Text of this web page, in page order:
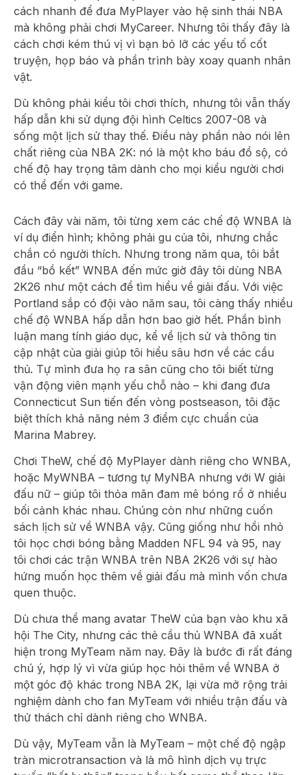
cách nhanh để đưa MyPlayer vào hệ sinh thái NBA
mà không phải chơi MyCareer. Nhưng tôi thấy đây là
cách chơi kém thú vị vì bạn bỏ lỡ các yếu tố cốt
truyện, họp báo và phần trình bày xoay quanh nhân
vật.
Dù không phải kiểu tôi chơi thích, nhưng tôi vẫn thấy
hấp dẫn khi sử dụng đội hình Celtics 2007-08 và
sống một lịch sử thay thế. Điều này phần nào nói lên
chất riêng của NBA 2K: nó là một kho báu đồ sộ, có
chế độ hay trọng tâm dành cho mọi kiểu người chơi
có thể đến với game.
Cách đây vài năm, tôi từng xem các chế độ WNBA là
ví dụ điển hình; không phải gu của tôi, nhưng chắc
chắn có người thích. Nhưng trong năm qua, tôi bắt
đầu “bồ kết” WNBA đến mức giờ đây tôi dùng NBA
2K26 như một cách để tìm hiểu về giải đấu. Với việc
Portland sắp có đội vào năm sau, tôi càng thấy nhiều
chế độ WNBA hấp dẫn hơn bao giờ hết. Phần bình
luận mang tính giáo dục, kể về lịch sử và thông tin
cập nhật của giải giúp tôi hiểu sâu hơn về các cầu
thủ. Tự mình đưa họ ra sân cũng cho tôi biết từng
vận động viên mạnh yếu chỗ nào – khi đang đưa
Connecticut Sun tiến đến vòng postseason, tôi đặc
biệt thích khả năng ném 3 điểm cực chuẩn của
Marina Mabrey.
Chơi TheW, chế độ MyPlayer dành riêng cho WNBA,
hoặc MyWNBA – tương tự MyNBA nhưng với W giải
đấu nữ – giúp tôi thỏa mãn đam mê bóng rổ ở nhiều
bối cảnh khác nhau. Chúng còn như những cuốn
sách lịch sử về WNBA vậy. Cũng giống như hồi nhỏ
tôi học chơi bóng bằng Madden NFL 94 và 95, nay
tôi chơi các trận WNBA trên NBA 2K26 với sự hào
hứng muốn học thêm về giải đấu mà mình vốn chưa
quen thuộc.
Dù chưa thể mang avatar TheW của bạn vào khu xã
hội The City, nhưng các thẻ cầu thủ WNBA đã xuất
hiện trong MyTeam năm nay. Đây là bước đi rất đáng
chú ý, hợp lý vì vừa giúp học hỏi thêm về WNBA ở
một góc độ khác trong NBA 2K, lại vừa mở rộng trải
nghiệm dành cho fan MyTeam với nhiều trận đấu và
thử thách chỉ dành riêng cho WNBA.
Dù vậy, MyTeam vẫn là MyTeam – một chế độ ngập
tràn microtransaction và là mô hình dịch vụ trực